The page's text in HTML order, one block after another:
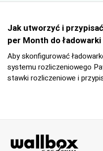
Jak utworzyć i
per Month do
Aby skonfigurować
systemu rozliczeniowego
stawki rozliczeniowe i